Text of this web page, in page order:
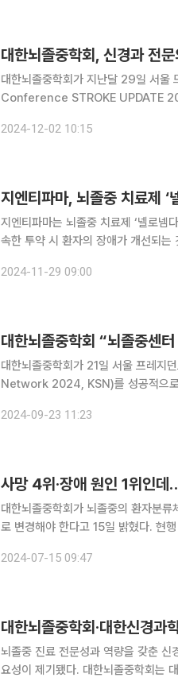
대한뇌졸중학회, 신경과 전
대한뇌졸중학회가 지난달 29일 서
Conference STROKE UPDATE
을 갖춘 신경과 의사를 인증함으로써
2024-12-02 10:15
지엔티파마, 뇌졸중 치료제
지엔티파마는 뇌졸중 치료제 ‘넬로넴
속한 투약 시 환자의 장애가 개선되는 것으로 확인
뇌졸중학회 국제학술대회(ICSU
2024-11-29 09:00
대한뇌졸중학회 “뇌졸중센
대한뇌졸중학회가 21일 서울 프레
Network 2024, KSN)를 성공적으로 개최했다고 23일
번째로 진행됐다. 대한뇌졸중학회 이
2024-09-23 11:23
사망 4위·장애 원인 1위인데
대한뇌졸중학회가 뇌졸중의 환자분
로 변경해야 한다고 15일 밝혔다. 현
급종합병원의 일반병상은 최대 15%
2024-07-15 09:47
대한뇌졸중학회·대한신경과
뇌졸중 진료 전문성과 역량을 갖춘 신
요성이 제기됐다. 대한뇌졸중학회는 대한신경과학회와 지난 15일 서울대학교병원 이건희홀에서 ‘신